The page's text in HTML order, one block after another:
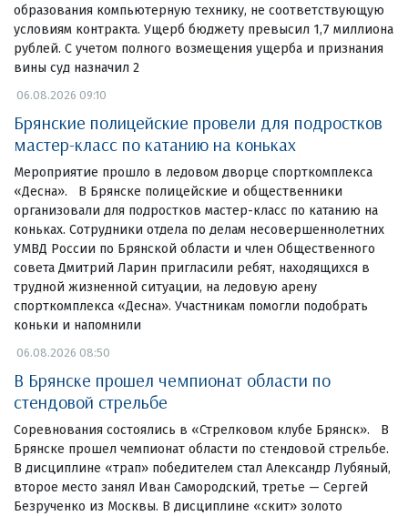
образования компьютерную технику, не соответствующую
условиям контракта. Ущерб бюджету превысил 1,7 миллиона
рублей. С учетом полного возмещения ущерба и признания
вины суд назначил 2
06.08.2026 09:10
Брянские полицейские провели для подростков
мастер-класс по катанию на коньках
Мероприятие прошло в ледовом дворце спорткомплекса
«Десна». В Брянске полицейские и общественники
организовали для подростков мастер-класс по катанию на
коньках. Сотрудники отдела по делам несовершеннолетних
УМВД России по Брянской области и член Общественного
совета Дмитрий Ларин пригласили ребят, находящихся в
трудной жизненной ситуации, на ледовую арену
спорткомплекса «Десна». Участникам помогли подобрать
коньки и напомнили
06.08.2026 08:50
В Брянске прошел чемпионат области по
стендовой стрельбе
Соревнования состоялись в «Стрелковом клубе Брянск». В
Брянске прошел чемпионат области по стендовой стрельбе.
В дисциплине «трап» победителем стал Александр Лубяный,
второе место занял Иван Самородский, третье — Сергей
Безрученко из Москвы. В дисциплине «скит» золото